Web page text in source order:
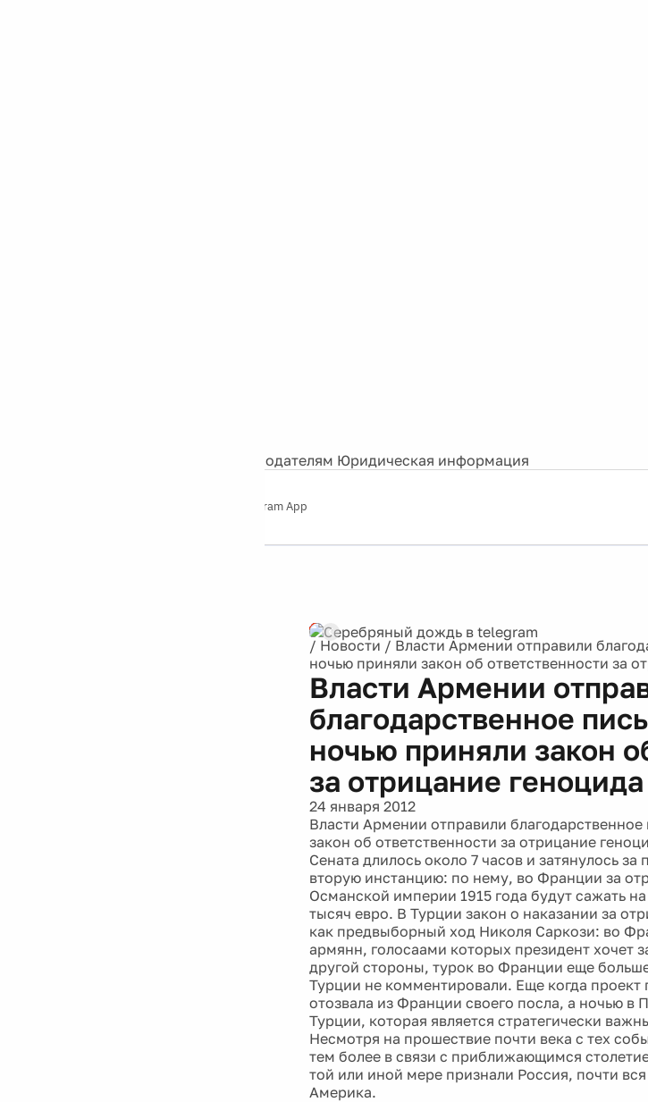
Рекламодателям Юридическая информация
Telegram App
/ Новости / Власти Армении отправили
ночью приняли закон об ответственности за
Власти Армении
благодарственное
ночью приняли закон
за отрицание
24 января 2012
Власти Армении отправили
закон об ответственности за отрицание
Сената длилось около 7 часов и затянулось
вторую инстанцию: по нему, во Франции за
Османской империи 1915 года будут сажать
тысяч евро. В Турции закон о наказании за
как предвыборный ход Николя Саркози: во
армянн, голосаами которых президент хочет
другой стороны, турок во Франции еще
Турции не комментировали. Еще когда
отозвала из Франции своего посла, а ночью в
Турции, которая является стратегически
Несмотря на прошествие почти века с тех
тем более в связи с приближающимся
той или иной мере признали Россия, почти
Америка.